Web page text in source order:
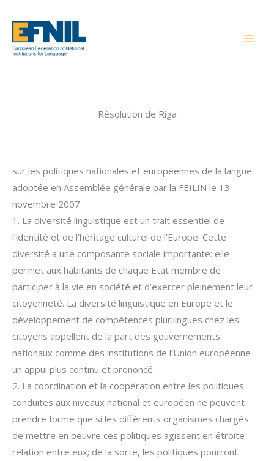
contenu
Résolution de Riga
sur les politiques nationales et européennes de la langue
adoptée en Assemblée générale par la FEILIN le 13
novembre 2007
1. La diversité linguistique est un trait essentiel de
l’identité et de l’héritage culturel de l’Europe. Cette
diversité a une composante sociale importante: elle
permet aux habitants de chaque Etat membre de
participer à la vie en société et d’exercer plei­nement leur
citoyenneté. La diversité linguistique en Europe et le
développement de compétences plurilingues chez les
citoyens appellent de la part des gouverne­ments
nationaux comme des institutions de l’Union européenne
un appui plus con­tinu et prononcé.
2. La coordination et la coopération entre les politiques
conduites aux niveaux natio­nal et européen ne peuvent
prendre forme que si les différents organismes chargés
de mettre en oeuvre ces politiques agissent en étroite
relation entre eux; de la sorte, les politiques pourront